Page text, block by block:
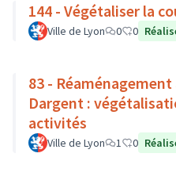
144 - Végétaliser la
Ville de Lyon 0 0
83 -
Dargent :
activités
Ville de Lyon 1 0